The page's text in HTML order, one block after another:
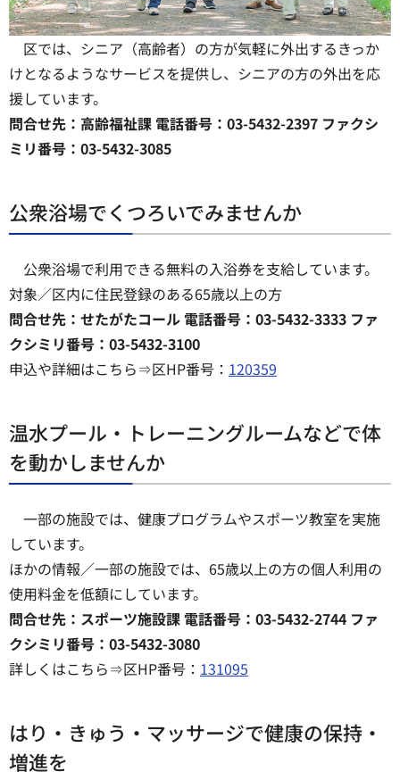
区では、シニア（高齢者）の方が気軽に外出するきっか
けとなるようなサービスを提供し、シニアの方の外出を応
援しています。
問合せ先：高齢福祉課 電話番号：03-5432-2397 ファクシ
ミリ番号：03-5432-3085
公衆浴場でくつろいでみませんか
公衆浴場で利用できる無料の入浴券を支給しています。
対象／区内に住民登録のある65歳以上の方
問合せ先：せたがたコール 電話番号：03-5432-3333 ファ
クシミリ番号：03-5432-3100
申込や詳細はこちら⇒区HP番号： 120359
温水プール・トレーニングルームなどで体
を動かしませんか
一部の施設では、健康プログラムやスポーツ教室を実施
しています。
ほかの情報／一部の施設では、65歳以上の方の個人利用の
使用料金を低額にしています。
問合せ先：スポーツ施設課 電話番号：03-5432-2744 ファ
クシミリ番号：03-5432-3080
詳しくはこちら⇒区HP番号： 131095
はり・きゅう・マッサージで健康の保持・
増進を